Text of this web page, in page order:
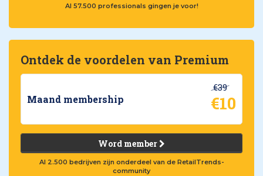
Al 57.500 professionals gingen je voor!
Ontdek de voordelen van Premium
Maand membership
€39
€10
Word member
Al 2.500 bedrijven zijn onderdeel van de RetailTrends-
community